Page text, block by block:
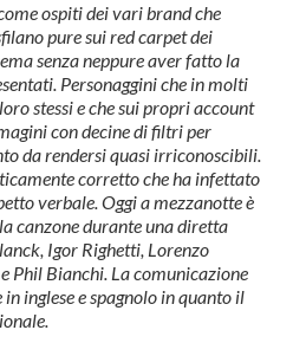
ospiti dei vari brand che
pure sui red carpet dei
senza neppure aver fatto la
Personaggini che in molti
stessi e che sui propri account
con decine di filtri per
da rendersi quasi irriconoscibili.
corretto che ha infettato
verbale. Oggi a mezzanotte è
canzone durante una diretta
Igor Righetti, Lorenzo
Phil Bianchi. La comunicazione
inglese e spagnolo in quanto il